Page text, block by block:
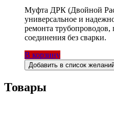
Муфта ДРК (Двойной
универсальное и
ремонта трубопроводов,
соединения без сварки.
В корзину
Добавить в список
Товары